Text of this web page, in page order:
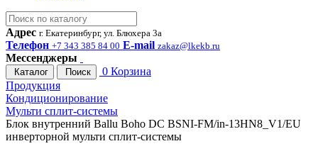
Адрес г. Екатеринбург, ул. Блюхера 3а
Телефон +7 343 385 84 00 E-mail zakaz@lkekb.ru
Мессенджеры
Каталог Поиск 0 Корзина
Продукция
Кондиционирование
Мульти сплит-системы
Блок внутренний Ballu Boho DС BSNI-FM/in-13HN8_V1/EU
инверторной мульти сплит-системы